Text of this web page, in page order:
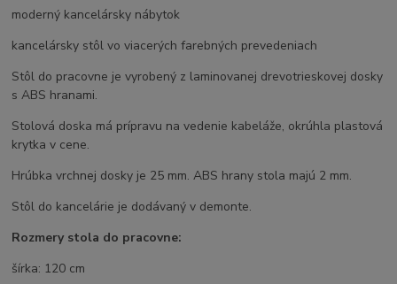
moderný kancelársky nábytok
kancelársky stôl vo viacerých farebných prevedeniach
Stôl do pracovne je vyrobený z laminovanej drevotrieskovej dosky
s ABS hranami.
Stolová doska má prípravu na vedenie kabeláže, okrúhla plastová
krytka v cene.
Hrúbka vrchnej dosky je 25 mm. ABS hrany stola majú 2 mm.
Stôl do kancelárie je dodávaný v demonte.
Rozmery stola do pracovne:
šírka: 120 cm